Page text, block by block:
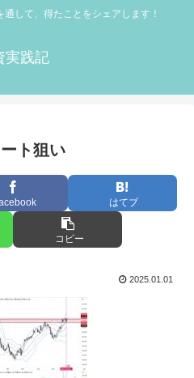
して、得たことをシェアします！
実践記
ト狙い
はてブ
コピー
2025.01.01